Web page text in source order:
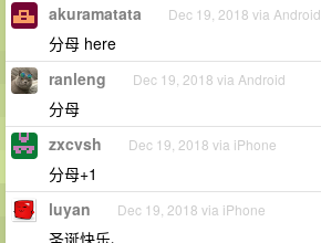
akuramatata Dec 19, 2018 via Android
分母 here
ranleng Dec 19, 2018 via Android
分母
zxcvsh Dec 19, 2018 via iPhone
分母+1
luyan Dec 19, 2018 via iPhone